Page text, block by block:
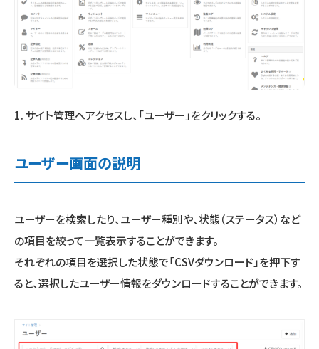
1. サイト管理へアクセスし、「ユーザー」をクリックする。
ユーザー画面の説明
ユーザーを検索したり、ユーザー種別や、状態（ステータス）など
の項目を絞って一覧表示することができます。
それぞれの項目を選択した状態で「CSVダウンロード」を押下す
ると、選択したユーザー情報をダウンロードすることができます。